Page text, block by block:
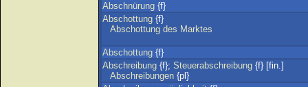
Abschnürung {f}
Abschottung {f}
Abschottung des Marktes
Abschottung {f}
Abschreibung {f}; Steuerabschreibung {f} [fin.]
Abschreibungen {pl}